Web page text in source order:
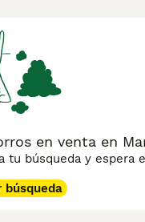
información sobre
en venta en
tu búsqueda y espera
búsqueda